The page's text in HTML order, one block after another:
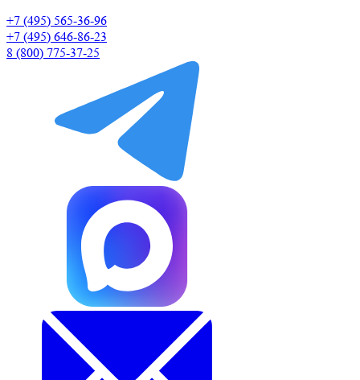
+7 (495) 565-36-96
+7 (495) 646-86-23
8 (800) 775-37-25